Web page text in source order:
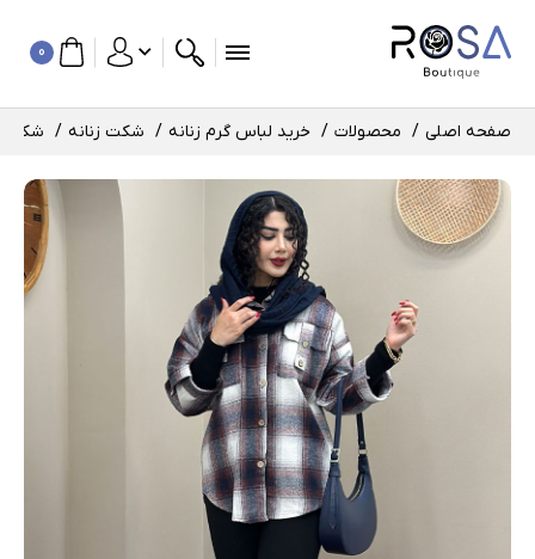
0
صفحه اصلی محصولات خرید لباس گرم زنانه شکت زنانه شکت